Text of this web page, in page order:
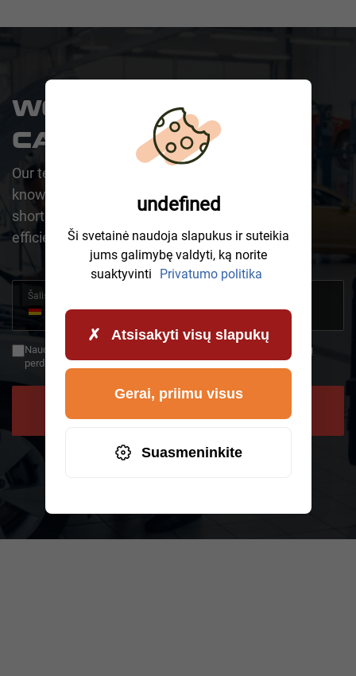
WOULD YOU LIKE A
CALLBACK?
Our team is happy to assist you. One of our
knowledgeable representatives will contact you
shortly to address your request promptly and
efficiently.
Šalis
Germany
+49
+49
Naudodamiesi atgaliniu ryšiu sutinkate, kad jūsų duomenys būtų
perduodami „AWHelp“ ir kad perskaitėte privatumo politiką.
undefined
Ši svetainė naudoja slapukus ir suteikia
jums galimybę valdyti, ką norite
suaktyvinti
Privatumo politika
Atsisakyti visų slapukų
Suasmeninkite
Gerai, priimu visus